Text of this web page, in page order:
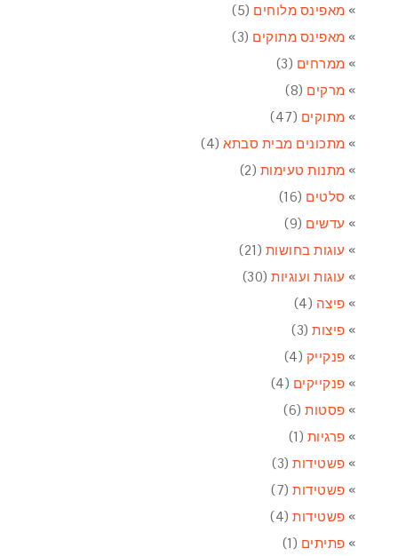
מאפינס מלוחים (5)
מאפינס מתוקים (3)
ממרחים (3)
מרקים (8)
מתוקים (47)
מתכונים מבית סבתא(4)
מתנות טעימות (2)
סלטים (16)
עדשים (9)
עוגות בחושות (21)
עוגות ועוגיות(30)
פיצה (4)
פיצות(3)
פנקייק (4)
פנקייקים (4)
פסטות(6)
פרגיות (1)
פשטידות(3)
פשטידות(7)
פשטידות(4)
פתיתים (1)